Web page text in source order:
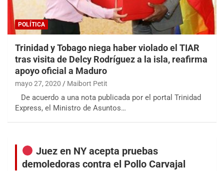
POLÍTICA
Trinidad y Tobago niega haber violado el TIAR
tras visita de Delcy Rodríguez a la isla, reafirma
apoyo oficial a Maduro
mayo 27, 2020 Maibort Petit
De acuerdo a una nota publicada por el portal Trinidad
Express, el Ministro de Asuntos…
Juez en NY acepta pruebas
demoledoras contra el Pollo Carvajal